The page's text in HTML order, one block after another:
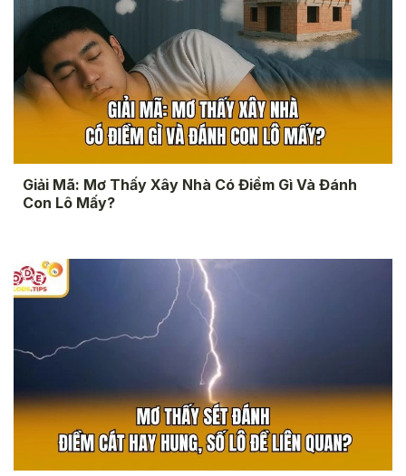
Giải Mã: Mơ Thấy Xây Nhà Có Điềm Gì Và Đánh
Con Lô Mấy?